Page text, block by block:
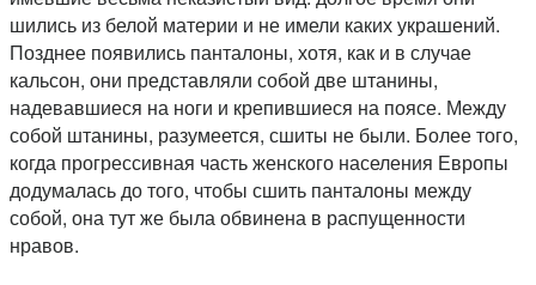
шились из белой материи и не имели каких украшений.
Позднее появились панталоны, хотя, как и в случае
кальсон, они представляли собой две штанины,
надевавшиеся на ноги и крепившиеся на поясе. Между
собой штанины, разумеется, сшиты не были. Более того,
когда прогрессивная часть женского населения Европы
додумалась до того, чтобы сшить панталоны между
собой, она тут же была обвинена в распущенности
нравов.